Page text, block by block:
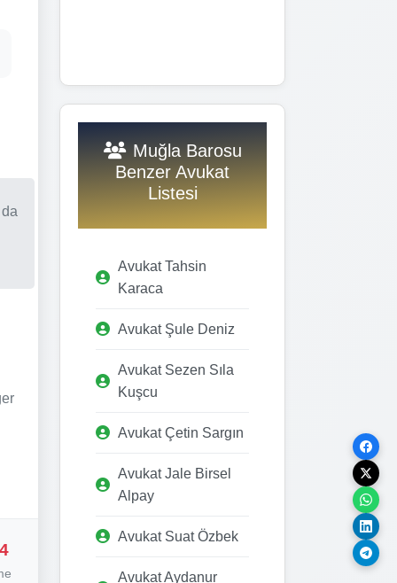
Muğla Barosu
Benzer Avukat
Listesi
Avukat Tahsin
Karaca
Avukat Şule Deniz
Avukat Sezen Sıla
Kuşcu
Avukat Çetin Sargın
Avukat Jale Birsel
Alpay
Avukat Suat Özbek
Avukat Aydanur